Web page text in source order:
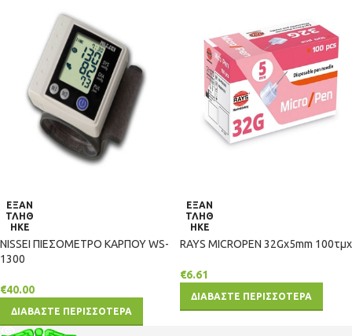
ΕΞΑΝ
ΤΛΗΘ
ΗΚΕ
NISSEI ΠΙΕΣΟΜΕΤΡΟ ΚΑΡΠΟΥ WS-
1300
€40.00
ΔΙΑΒΑΣΤΕ ΠΕΡΙΣΣΟΤΕΡΑ
ΕΞΑΝ
ΤΛΗΘ
ΗΚΕ
RAYS ΜΙCRΟΡΕΝ 32Gx5mm 100τμχ
€6.61
ΔΙΑΒΑΣΤΕ ΠΕΡΙΣΣΟΤΕΡΑ